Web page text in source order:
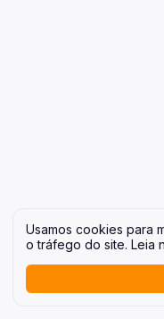
Usamos cookies para
o tráfego do site. Leia